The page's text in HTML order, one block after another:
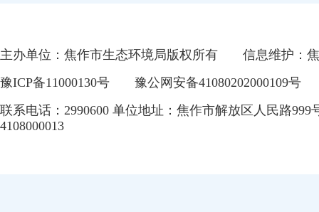
主办单位：焦作市生态环境局版权所有
信息维护：
豫ICP备11000130号
豫公网安备41080202000109号
联系电话：2990600 单位地址：焦作市解放区人民路999
4108000013